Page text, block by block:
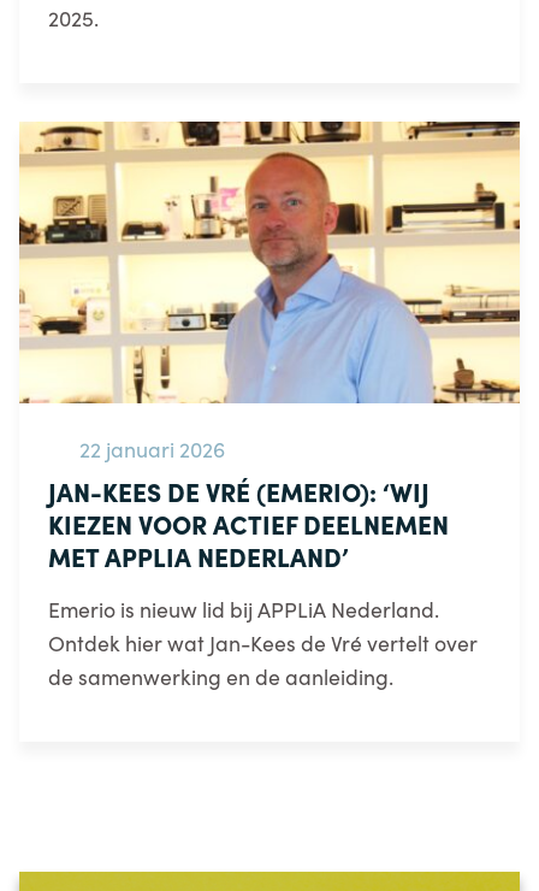
2025.
22 januari 2026
JAN-KEES DE VRÉ (EMERIO): ‘WIJ
KIEZEN VOOR ACTIEF DEELNEMEN
MET APPLIA NEDERLAND’
Emerio is nieuw lid bij APPLiA Nederland.
Ontdek hier wat Jan-Kees de Vré vertelt over
de samenwerking en de aanleiding.